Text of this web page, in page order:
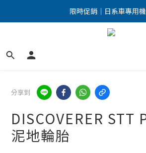
點擊加入LINE好友 優惠訊息
限時促銷｜日系車專用
點擊加入LINE好友 優惠訊息
分享到
DISCOVERER STT
泥地輪胎